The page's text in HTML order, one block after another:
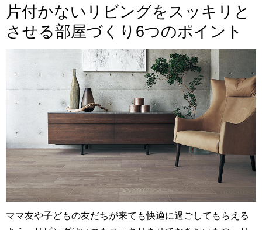
片付かないリビングをスッキリと
させる部屋づくり6つのポイント
ママ友や子どもの友だちが来ても快適に過ごしてもらえる